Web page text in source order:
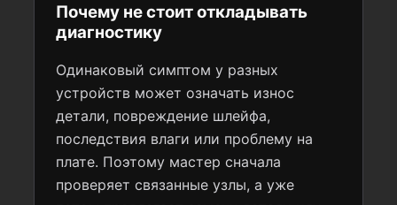
Почему не стоит откладывать
диагностику
Одинаковый симптом у разных
устройств может означать износ
детали, повреждение шлейфа,
последствия влаги или проблему на
плате. Поэтому мастер сначала
проверяет связанные узлы, а уже